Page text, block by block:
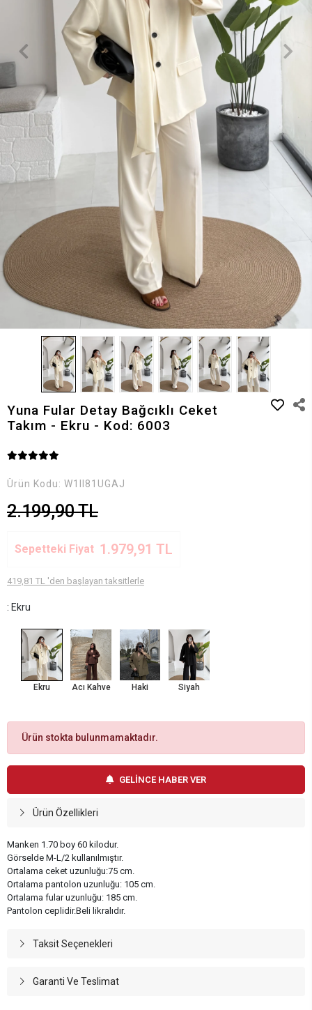
Yuna Fular Detay Bağcıklı Ceket
Takım - Ekru - Kod: 6003
Ürün Kodu: W1II81UGAJ
2.199,90 TL
Sepetteki Fiyat 1.979,91 TL
419,81 TL 'den başlayan taksitlerle
: Ekru
Ekru Acı Kahve Haki Siyah
Ürün stokta bulunmamaktadır.
GELİNCE HABER VER
Ürün Özellikleri
Manken 1.70 boy 60 kilodur.
Görselde M-L/2 kullanılmıştır.
Ortalama ceket uzunluğu:75 cm.
Ortalama pantolon uzunluğu: 105 cm.
Ortalama fular uzunluğu: 185 cm.
Pantolon ceplidir.Beli likralıdır.
Taksit Seçenekleri
Garanti Ve Teslimat